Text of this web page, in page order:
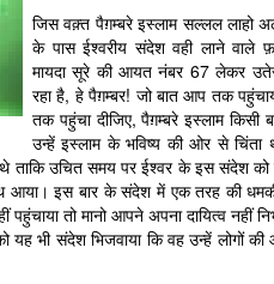
जिस वक़्त पैग़म्बरे इस्लाम सल्लल लाहो
के पास ईश्वरीय संदेश वही लाने वाले
मायदा सूरे की आयत नंबर 67 लेकर
रहा है, हे पैग़म्बर! जो बात आप तक
तक पहुंचा दीजिए, पैग़म्बरे इस्लाम किसी
उन्हें इस्लाम के भविष्य की ओर से चिंता
उचित समय पर ईश्वर के इस संदेश को
इस बार के संदेश में एक तरह की
तो मानो आपने अपना दायित्व नहीं
भी संदेश भिजवाया कि वह उन्हें लोगों